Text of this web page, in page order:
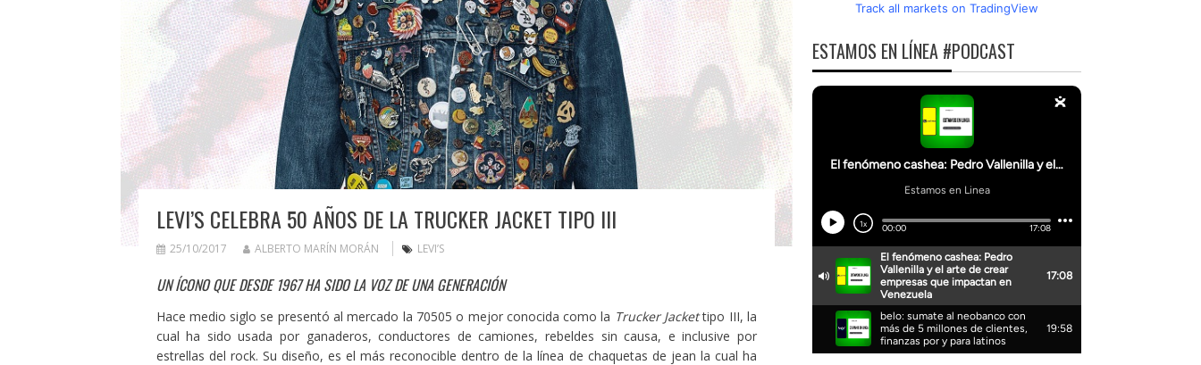
LEVI’S CELEBRA 50 AÑOS DE LA TRUCKER JACKET TIPO III
25/10/2017 ALBERTO MARÍN MORÁN LEVI’S
UN ÍCONO QUE DESDE 1967 HA SIDO LA VOZ DE UNA GENERACIÓN
Hace medio siglo se presentó al mercado la 70505 o mejor conocida como la Trucker Jackettipo III, la
cual ha sido usada por ganaderos, conductores de camiones, rebeldes sin causa, e inclusive por
estrellas del rock. Su diseño, es el más reconocible dentro de la línea de chaquetas de jean la cual ha
Track all markets on TradingView
ESTAMOS EN LÍNEA #PODCAST